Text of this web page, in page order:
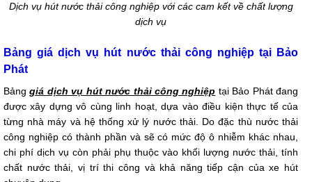
Dịch vụ hút nước thải công nghiệp với các cam kết về chất lượng
dịch vụ
Bảng giá dịch vụ hút nước thải công nghiệp tại Bảo
Phát
Bảnggiá dịch vụ hút nước thải công nghiệp tại Bảo Phát đang
được xây dựng vô cùng linh hoạt, dựa vào điều kiện thực tế của
từng nhà máy và hệ thống xử lý nước thải. Do đặc thù nước thải
công nghiệp có thành phần và sẽ có mức độ ô nhiễm khác nhau,
chi phí dịch vụ còn phải phụ thuộc vào khối lượng nước thải, tính
chất nước thải, vị trí thi công và khả năng tiếp cận của xe hút